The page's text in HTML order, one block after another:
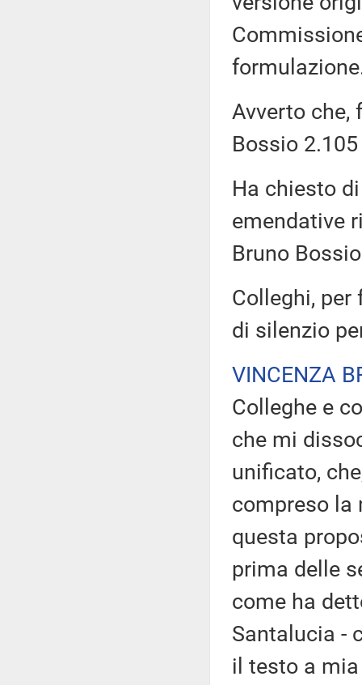
Avverto che,
Bossio
Ha chiesto
emendative
Bruno
Colleghi, per
di silenzio
VINCENZA
Colleghe e
che mi
unificato,
compreso la
questa
prima delle
come ha
Santalucia -
il testo a